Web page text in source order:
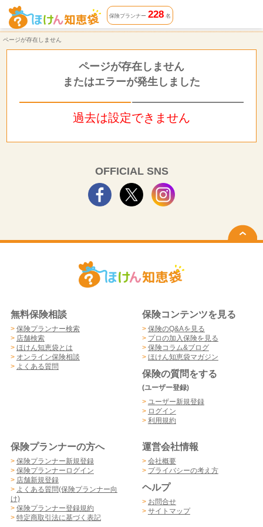
ページが存在しません | ほけん知恵袋
保険プランナー 228名
ページが存在しません
ページが存在しません
またはエラーが発生しました
過去は設定できません
OFFICIAL SNS
無料保険相談
> 保険プランナー検索
> 店舗検索
> ほけん知恵袋とは
> オンライン保険相談
> よくある質問
保険コンテンツを見る
> 保険のQ&Aを見る
> プロの加入保険を見る
> 保険コラム&ブログ
> ほけん知恵袋マガジン
保険の質問をする
(ユーザー登録)
> ユーザー新規登録
> ログイン
> 利用規約
保険プランナーの方へ
> 保険プランナー新規登録
> 保険プランナーログイン
> 店舗新規登録
> よくある質問(保険プランナー向
け)
> 保険プランナー登録規約
> 特定商取引法に基づく表記
運営会社情報
> 会社概要
> プライバシーの考え方
ヘルプ
> お問合せ
> サイトマップ